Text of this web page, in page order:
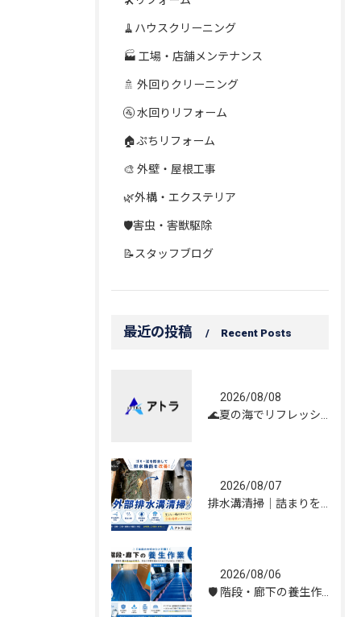
🧹ハウスクリーニング
🏭 工場・店舗メンテナンス
🚿 外回りクリーニング
🚰 水回りリフォーム
🏠ぷちリフォーム
🎨 外壁・屋根工事
🌿外構・エクステリア
🛡️害虫・害獣駆除
📝スタッフブログ
最近の投稿 Recent Posts
2026/08/08
2026/08/07
2026/08/06